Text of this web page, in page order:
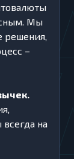
Мы
решения,
–
на